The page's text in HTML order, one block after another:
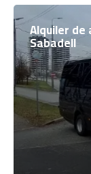
Alquiler de
Sabadell